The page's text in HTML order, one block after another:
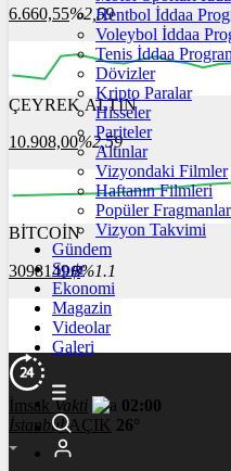
6.660,55%2,59
12:00 13:00
ÇEYREK ALTIN
10.908,00%2,59
00:00 00:00 00:00
BİTCOİN
3098149฿%1.1
Hentbol İddaa
Voleybol İddaa
Tenis İddaa
Dövizler
Kripto Paralar
Hisseler
Pariteler
Altınlar
Vizyondaki Filmler
Haftanın Filmleri
Popüler Fragmanlar
Vizyon Takvimi
Gündem
Spor
Ekonomi
Magazin
Videolar
Galeri
İmsakVakti
02:00
İstanbul AÇIK 26°